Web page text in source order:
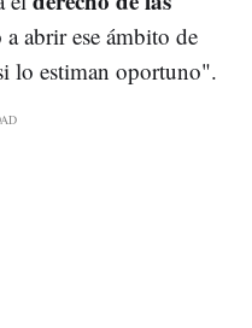
abrir ese ámbito de
lo estiman oportuno".